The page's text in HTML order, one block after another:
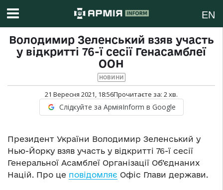
EN
Володимир Зеленський взяв участь
у відкритті 76-ї сесії Генасамблеї
ООН
НОВИНИ
21 Вересня 2021, 18:56Прочитаєте за: 2хв.
Слідкуйте за АрміяInform в Google
Президент України Володимир Зеленський у
Нью-Йорку взяв участь у відкритті 76-ї сесії
Генеральної Асамблеї Організації Об’єднаних
Націй. Про це повідомляє Офіс Глави держави.